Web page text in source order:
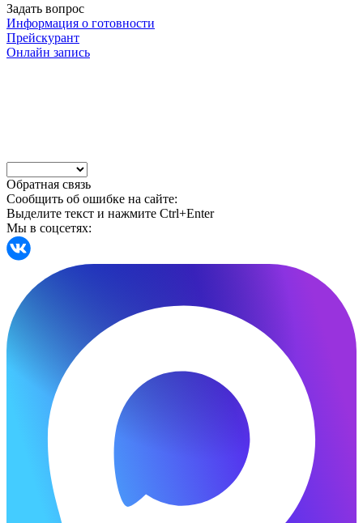
Задать вопрос
Информация о готовности
Прейскурант
Онлайн запись
Обратная связь
Сообщить об ошибке на сайте:
Выделите текст и нажмите Ctrl+Enter
Мы в соцсетях: